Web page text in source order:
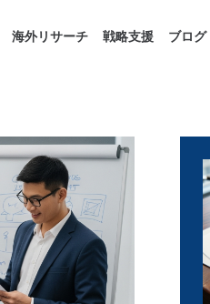
海外リサーチ 戦略支援 ブログ